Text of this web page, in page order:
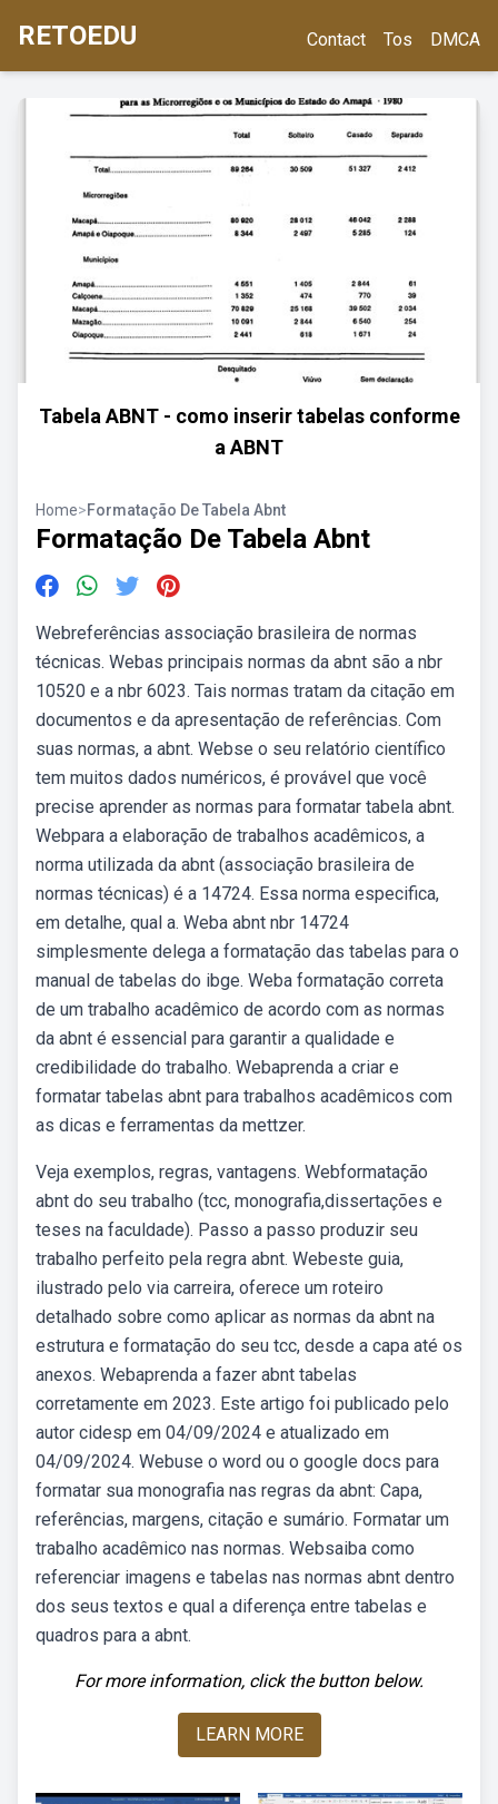
RETOEDU Contact Tos DMCA
Tabela ABNT - como inserir tabelas conforme
a ABNT
Home>Formatação De Tabela Abnt
Formatação De Tabela Abnt
Webreferências associação brasileira de normas
técnicas. Webas principais normas da abnt são a nbr
10520 e a nbr 6023. Tais normas tratam da citação em
documentos e da apresentação de referências. Com
suas normas, a abnt. Webse o seu relatório científico
tem muitos dados numéricos, é provável que você
precise aprender as normas para formatar tabela abnt.
Webpara a elaboração de trabalhos acadêmicos, a
norma utilizada da abnt (associação brasileira de
normas técnicas) é a 14724. Essa norma especifica,
em detalhe, qual a. Weba abnt nbr 14724
simplesmente delega a formatação das tabelas para o
manual de tabelas do ibge. Weba formatação correta
de um trabalho acadêmico de acordo com as normas
da abnt é essencial para garantir a qualidade e
credibilidade do trabalho. Webaprenda a criar e
formatar tabelas abnt para trabalhos acadêmicos com
as dicas e ferramentas da mettzer.
Veja exemplos, regras, vantagens. Webformatação
abnt do seu trabalho (tcc, monografia,dissertações e
teses na faculdade). Passo a passo produzir seu
trabalho perfeito pela regra abnt. Webeste guia,
ilustrado pelo via carreira, oferece um roteiro
detalhado sobre como aplicar as normas da abnt na
estrutura e formatação do seu tcc, desde a capa até os
anexos. Webaprenda a fazer abnt tabelas
corretamente em 2023. Este artigo foi publicado pelo
autor cidesp em 04/09/2024 e atualizado em
04/09/2024. Webuse o word ou o google docs para
formatar sua monografia nas regras da abnt: Capa,
referências, margens, citação e sumário. Formatar um
trabalho acadêmico nas normas. Websaiba como
referenciar imagens e tabelas nas normas abnt dentro
dos seus textos e qual a diferença entre tabelas e
quadros para a abnt.
For more information, click the button below.
LEARN MORE